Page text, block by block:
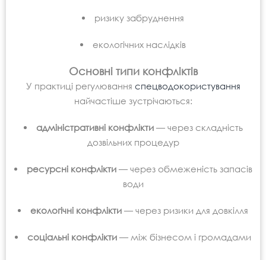
ризику забруднення
екологічних наслідків
Основні типи конфліктів
У практиці регулювання спецводокористування
найчастіше зустрічаються:
адміністративні конфлікти— через складність
дозвільних процедур
ресурсні конфлікти— через обмеженість запасів
води
екологічні конфлікти — через ризики для довкілля
соціальні конфлікти — між бізнесом і громадами